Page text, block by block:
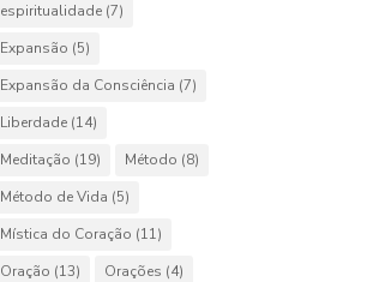
espiritualidade (7)
Expansão (5)
Expansão da Consciência (7)
Liberdade (14)
Meditação (19) Método (8)
Método de Vida (5)
Mística do Coração (11)
Oração (13) Orações (4)